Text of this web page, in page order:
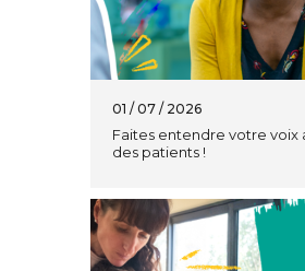
01 / 07 / 2026
Faites entendre votre voix
des patients !